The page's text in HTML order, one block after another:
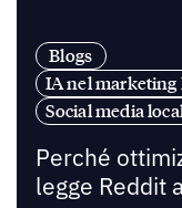
Blogs
IA nel marketing
Social media
Perché
legge Reddit